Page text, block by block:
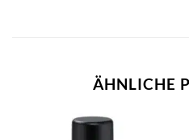
ÄHNLICHE